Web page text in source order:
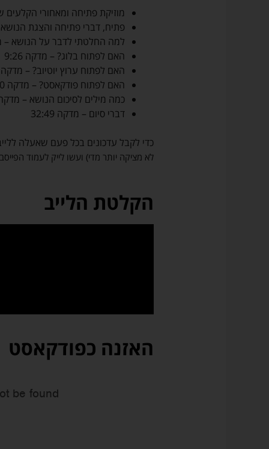
מוזיקת פתיחה ומאחורי הקלעים
פתיח, דברי פתיחה והצגת הנושא –
למה החלטתי לדבר על הנושא –
האם לפתוח בלוג? – מדקה 9:26
האם לפתוח ערוץ יוטיוב? – מדקה
האם לפתוח פודקאסט? – מדקה 20:20
כמה מילים לסיכום הנושא – מדקה
דברי סיום – מדקה 32:49
כדי לקבל עדכונים בכל פעם שאעלה
לא מציקה יותר מדי) ועשו לייק לעמוד
הקלטת הלייב
האזנה כפודקאסט